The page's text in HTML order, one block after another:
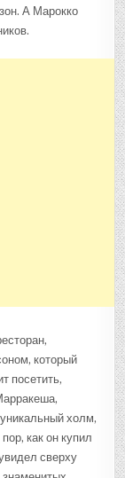
А Марокко
который
посетить,
холм,
пор, как он купил
сверху